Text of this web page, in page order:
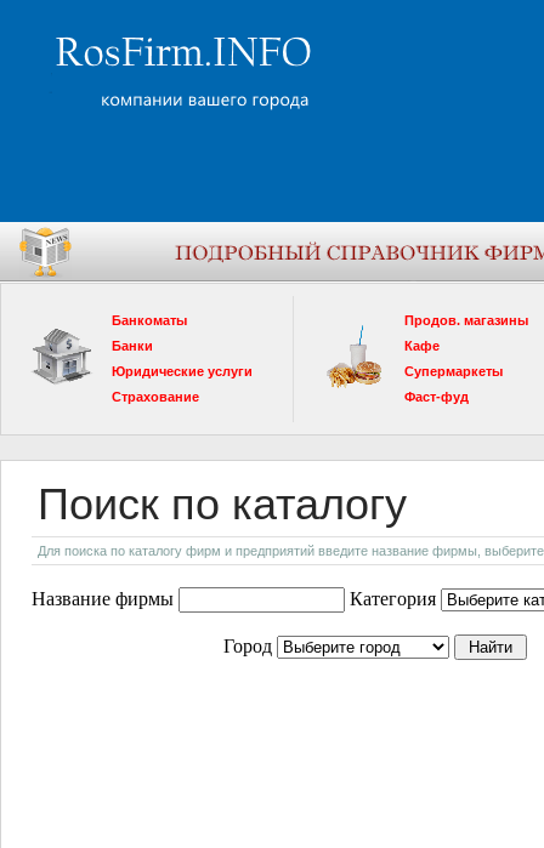
Банкоматы
Банки
Юридические услуги
Страхование
Продов. магазины
Кафе
Супермаркеты
Фаст-фуд
Поиск по каталогу
Для поиска по каталогу фирм и предприятий введите название фирмы, выберите
Название фирмы Категория
Город